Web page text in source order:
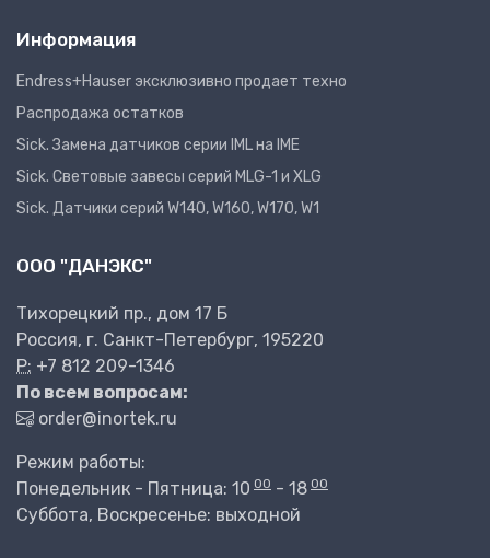
Информация
Endress+Hauser эксклюзивно продает техно
Распродажа остатков
Sick. Замена датчиков серии IML на IME
Sick. Световые завесы серий MLG-1 и XLG
Sick. Датчики серий W140, W160, W170, W1
ООО "ДАНЭКС"
Тихорецкий пр., дом 17 Б
Россия, г. Санкт-Петербург, 195220
P: +7 812 209-1346
По всем вопросам:
order@inortek.ru
Режим работы:
Понедельник - Пятница: 10 00 - 18 00
Суббота, Воскресенье: выходной